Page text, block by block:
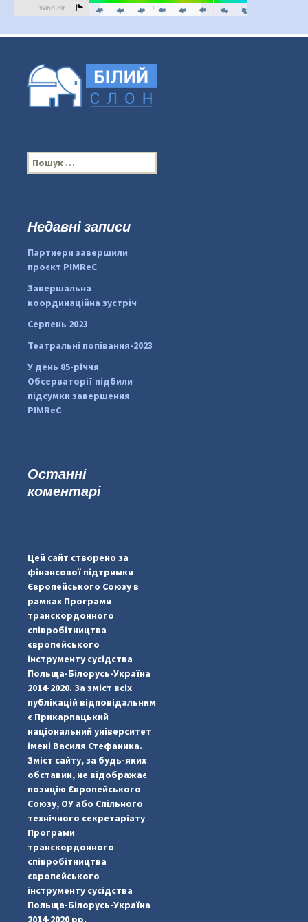
#PipIvanToday
pimrec_project
#PipIvanToday
П
о
:Недавні записи
Партнери завершили
проєкт PIMReC
Завершальна
координаційна зустріч
Серпень 2023
Театральні попівання-2023
У день 85-річчя
Обсерваторії підбили
підсумки завершення
PIMReC
Останні
коментарі
Цей сайт створено за
фінансової підтримки
Європейського Союзу в
рамках Програми
транскордонного
співробітництва
європейського
інструменту сусідства
Польща-Білорусь-Україна
2014-2020. За зміст всіх
публікацій відповідальним
є Прикарпацький
національний університет
імені Василя Стефаника.
Зміст сайту, за будь-яких
обставин, не відображає
позицію Європейського
Союзу, ОУ або Спільного
технічного секретаріату
Програми
транскордонного
співробітництва
європейського
інструменту сусідства
Польща-Білорусь-Україна
2014-2020 рр.